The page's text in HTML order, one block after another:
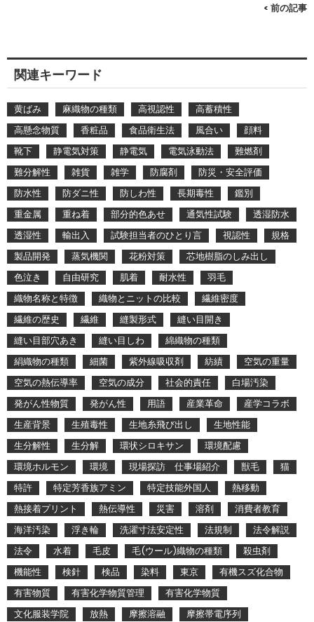
< 前の記事
関連キーワード
黄ばみ 麻織物の種類 高視認性
高蓄積性
高懸念物質
香粧品 食品衛生法 風合い
顔料
靴下
静電気対策 静電気 電気泳動法
難燃剤
難分解性
雑貨 雑学 防腐剤
防災・安全評価
防水性
防ダニ性 防しわ性 長期毒性
鑑別
重金属
重ね着 部分的色あせ 通気性試験
透湿防水
透湿性
輸出入 試験担当者のひとり言 視認性
規格
製品開発
蒸気機関 花粉対策
芯地樹脂のしみ出し
色泣き
自由研究 肌着 耐水性
羽毛
織物名称と特徴
織物とニットの比較
繊維密度
繊維の歴史
繊維 縫製形式
縫い目開き
縫い目部穴あき
縫い目しわ
綿織物の種類
絹織物の種類
細菌 紫外線吸収剤 紡績
空気の重量
空気の熱伝導率
空気の成分 社会的責任
白場汚染
発がん性物質
発がん性 用語 産業革命
産学コラボ
生産背景
生殖毒性 生地糸飛び出し
生地性能
生分解性
生分解 環状シロキサン
環境配慮
環境ホルモン
環境 現場探訪 仕事場紹介 獣毛
猫
特許
特定芳香族アミン 特定技能外国人
熱移動
熱接着プリント
熱伝導性 災害 溶剤
消費者教育
海洋汚染
浮き輪 洗濯寸法安定性 法規制
法令解説
法令
水着 毛皮 毛(ウール)織物の種類
殺虫剤
機能性
検針 検品 染料 東京
有機スズ化合物
有害物質
有害化学物質管理
有害化学物質
文化服装学院
放熱 摩擦溶融
摩擦帯電序列